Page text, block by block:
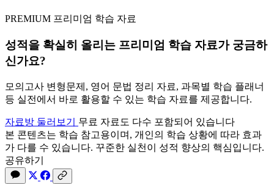
PREMIUM 프리미엄 학습 자료
성적을 확실히 올리는 프리미엄 학습 자료가 궁금하
신가요?
모의고사 변형문제, 영어 문법 정리 자료, 과목별 학습 플래너
등 실전에서 바로 활용할 수 있는 학습 자료를 제공합니다.
자료방 둘러보기 무료 자료도 다수 포함되어 있습니다
본 콘텐츠는 학습 참고용이며, 개인의 학습 상황에 따라 효과
가 다를 수 있습니다. 꾸준한 실천이 성적 향상의 핵심입니다.
공유하기